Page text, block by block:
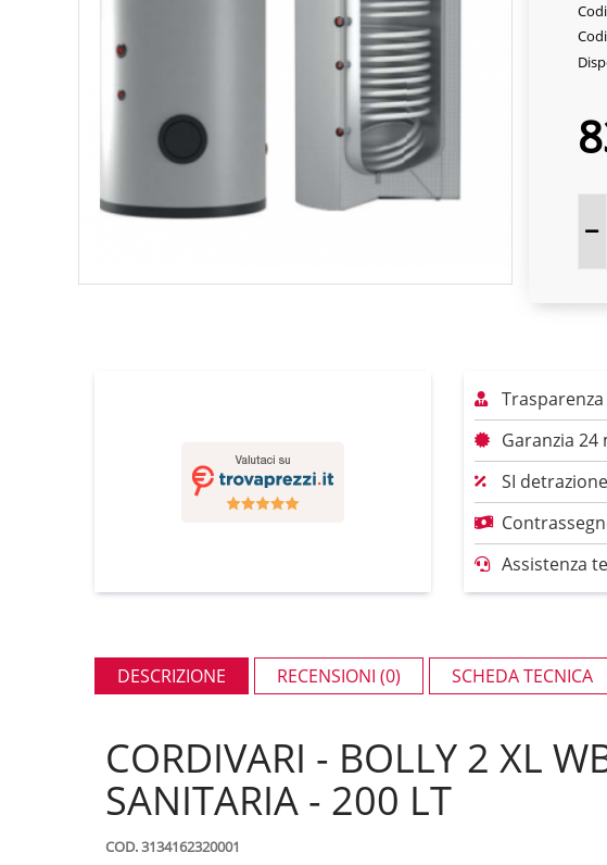
Garanzia 24
SI
Assistenza
DESCRIZIONE RECENSIONI (0) SCHEDA TECNICA
CORDIVARI - BOLLY 2 XL
SANITARIA - 200 LT
COD. 3134162320001